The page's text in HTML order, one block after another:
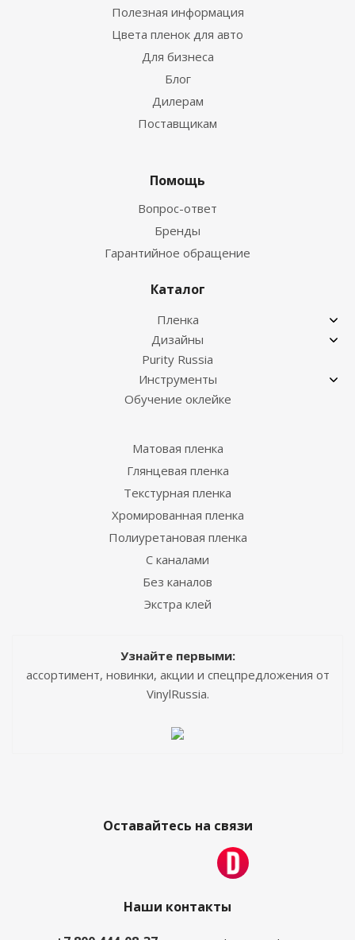
Полезная информация
Цвета пленок для авто
Для бизнеса
Блог
Дилерам
Поставщикам
Помощь
Вопрос-ответ
Бренды
Гарантийное обращение
Каталог
Пленка
Дизайны
Purity Russia
Инструменты
Обучение оклейке
Матовая пленка
Глянцевая пленка
Текстурная пленка
Хромированная пленка
Полиуретановая пленка
С каналами
Без каналов
Экстра клей
Узнайте первыми:
ассортимент, новинки, акции и спецпредложения от
VinylRussia.
Оставайтесь на связи
Наши контакты